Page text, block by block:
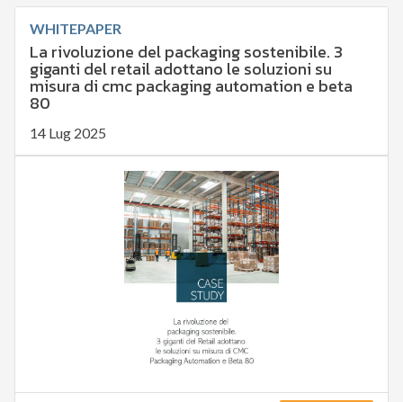
WHITEPAPER
La rivoluzione del packaging sostenibile. 3
giganti del retail adottano le soluzioni su
misura di cmc packaging automation e beta
80
14 Lug 2025